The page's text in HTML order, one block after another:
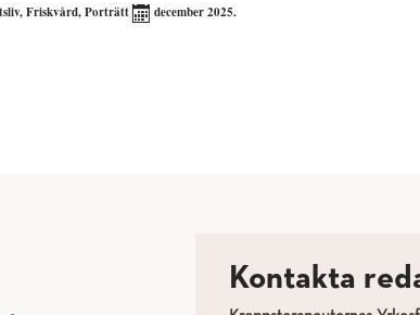
,Friskvård,Porträtt december 2025.
Kontakta